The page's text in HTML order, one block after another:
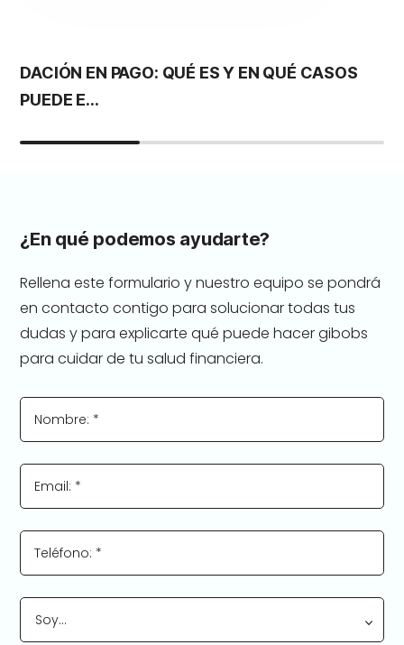
DACIÓN EN PAGO: QUÉ ES Y EN QUÉ CASOS
PUEDE E...
¿En qué podemos ayudarte?
Rellena este formulario y nuestro equipo se pondrá
en contacto contigo para solucionar todas tus
dudas y para explicarte qué puede hacer gibobs
para cuidar de tu salud financiera.
Nombre: *
Email: *
Teléfono: *
Soy…